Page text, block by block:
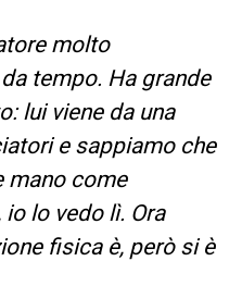
molto
tempo. Ha grande
lui viene da una
e sappiamo che
mano come
lo vedo lì. Ora
fisica è, però si è